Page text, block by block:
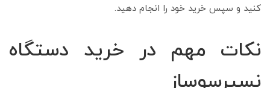
کنید و سپس خرید خود را انجام دهید.
نکات مهم در خرید دستگاه
نسپرسوساز